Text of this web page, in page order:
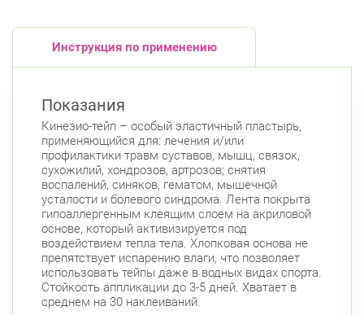
Инструкция по применению
Показания
Кинезио-тейп – особый эластичный пластырь,
применяющийся для: лечения и/или
профилактики травм суставов, мышц, связок,
сухожилий, хондрозов, артрозов; снятия
воспалений, синяков, гематом, мышечной
усталости и болевого синдрома. Лента покрыта
гипоаллергенным клеящим слоем на акриловой
основе, который активизируется под
воздействием тепла тела. Хлопковая основа не
препятствует испарению влаги, что позволяет
использовать тейпы даже в водных видах спорта.
Стойкость аппликации до 3-5 дней. Хватает в
среднем на 30 наклеиваний.